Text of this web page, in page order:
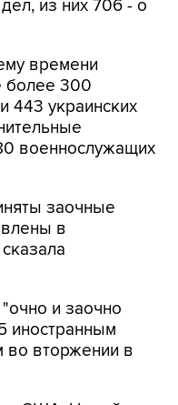
времени
украинских
военнослужащих
заочные
и заочно
вторжении в
США, Новой